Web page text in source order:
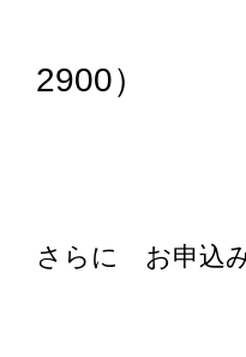
（
2900）
さらに お申込